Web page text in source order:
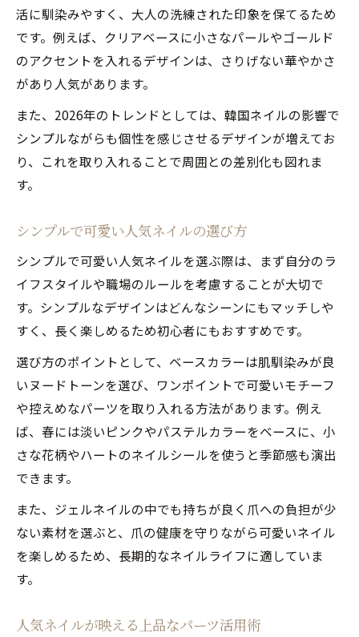
活に馴染みやすく、大人の洗練された印象を保てるため
です。例えば、クリアベースに小さなパールやゴールド
のアクセントを入れるデザインは、さりげない華やかさ
があり人気があります。
また、2026年のトレンドとしては、韓国ネイルの影響で
シンプルながらも個性を感じさせるデザインが増えてお
り、これを取り入れることで周囲との差別化も図れま
す。
シンプルで可愛い人気ネイルの選び方
シンプルで可愛い人気ネイルを選ぶ際は、まず自分のラ
イフスタイルや職場のルールを考慮することが大切で
す。シンプルなデザインはどんなシーンにもマッチしや
すく、長く楽しめるため初心者にもおすすめです。
選び方のポイントとして、ベースカラーは肌馴染みが良
いヌードトーンを選び、ワンポイントで可愛いモチーフ
や控えめなパーツを取り入れる方法があります。例え
ば、春には淡いピンクやパステルカラーをベースに、小
さな花柄やハートのネイルシールを使うと季節感も演出
できます。
また、ジェルネイルの中でも持ちが良く爪への負担が少
ない素材を選ぶと、爪の健康を守りながら可愛いネイル
を楽しめるため、長期的なネイルライフに適していま
す。
人気ネイルが映える上品なパーツ活用術